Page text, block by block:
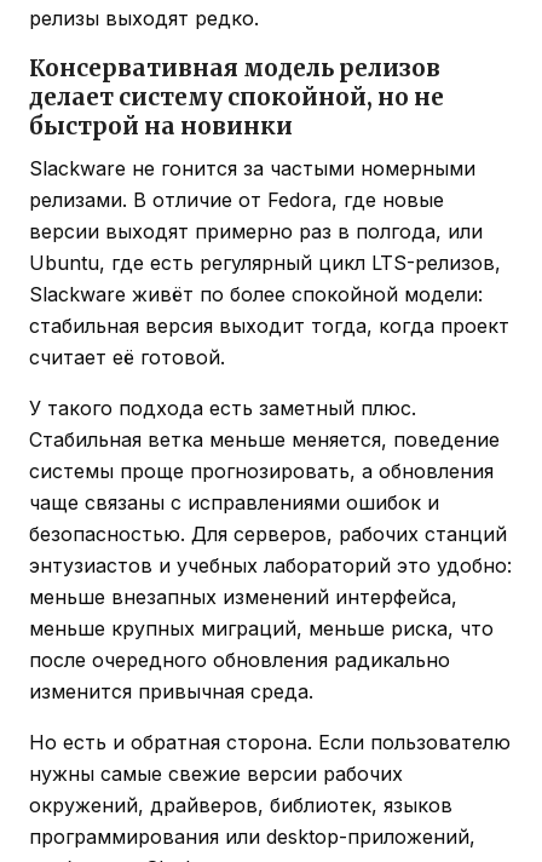
релизы выходят редко.
Консервативная модель релизов
делает систему спокойной, но не
быстрой на новинки
Slackware не гонится за частыми номерными
релизами. В отличие от Fedora, где новые
версии выходят примерно раз в полгода, или
Ubuntu, где есть регулярный цикл LTS-релизов,
Slackware живёт по более спокойной модели:
стабильная версия выходит тогда, когда проект
считает её готовой.
У такого подхода есть заметный плюс.
Стабильная ветка меньше меняется, поведение
системы проще прогнозировать, а обновления
чаще связаны с исправлениями ошибок и
безопасностью. Для серверов, рабочих станций
энтузиастов и учебных лабораторий это удобно:
меньше внезапных изменений интерфейса,
меньше крупных миграций, меньше риска, что
после очередного обновления радикально
изменится привычная среда.
Но есть и обратная сторона. Если пользователю
нужны самые свежие версии рабочих
окружений, драйверов, библиотек, языков
программирования или desktop-приложений,